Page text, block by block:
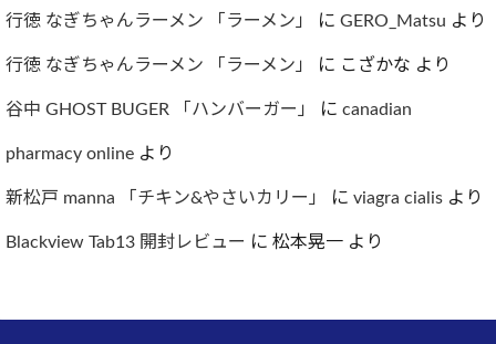
行徳 なぎちゃんラーメン 「ラーメン」 に GERO_Matsu より
行徳 なぎちゃんラーメン 「ラーメン」 に こざかな より
谷中 GHOST BUGER 「ハンバーガー」 に canadian
pharmacy online より
新松戸 manna 「チキン&やさいカリー」 に viagra cialis より
Blackview Tab13 開封レビュー に 松本晃一 より